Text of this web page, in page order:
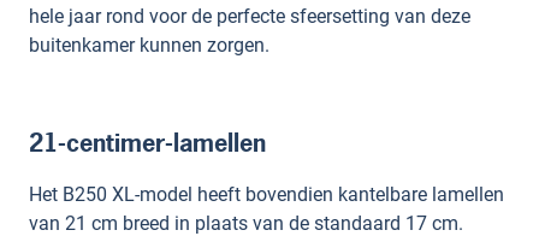
hele jaar rond voor de perfecte sfeersetting van deze
buitenkamer kunnen zorgen.
21-centimer-lamellen
Het B250 XL-model heeft bovendien kantelbare lamellen
van 21 cm breed in plaats van de standaard 17 cm.